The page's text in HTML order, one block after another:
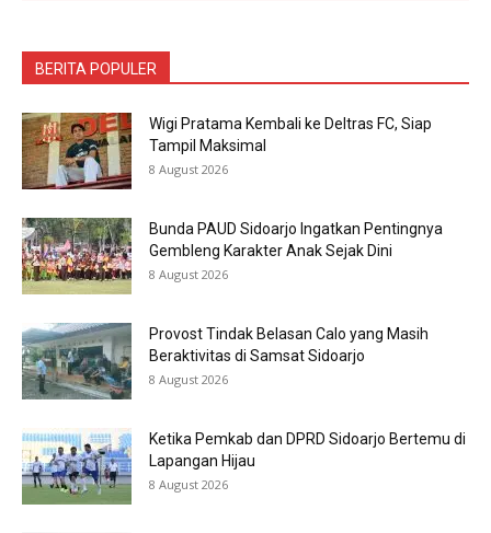
BERITA POPULER
Wigi Pratama Kembali ke Deltras FC, Siap
Tampil Maksimal
8 August 2026
Bunda PAUD Sidoarjo Ingatkan Pentingnya
Gembleng Karakter Anak Sejak Dini
8 August 2026
Provost Tindak Belasan Calo yang Masih
Beraktivitas di Samsat Sidoarjo
8 August 2026
Ketika Pemkab dan DPRD Sidoarjo Bertemu di
Lapangan Hijau
8 August 2026